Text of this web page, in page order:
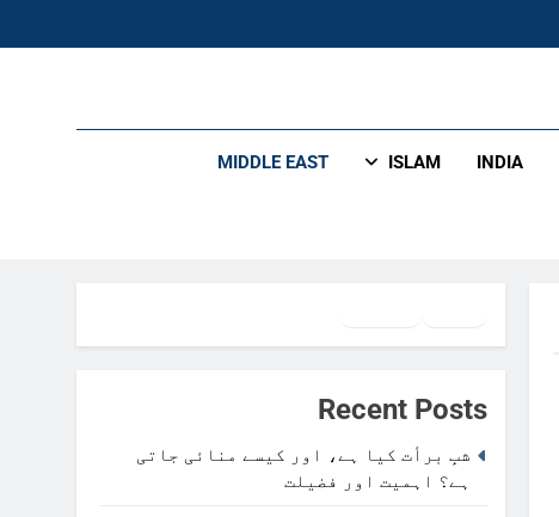
INDIA
ISLAM
MIDDLE EAST
Recent Posts
شبِ برأت کیا ہے، اور کیسے منائی جاتی
ہے؟ اہمیت اور فضیلت